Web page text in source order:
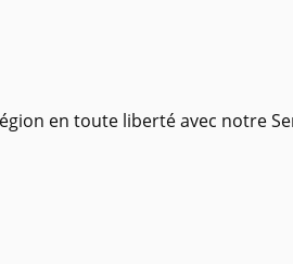
en toute liberté avec notre